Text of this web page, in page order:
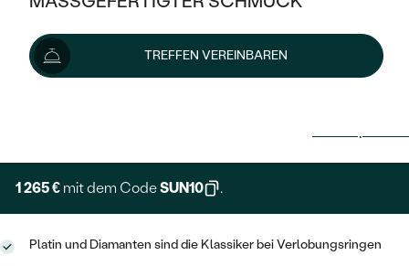
KLASSISCH
V-FORM
VINTAGE
MIT MEHREREN DIAMANTEN
HALO
VINTAGE
AUSSERGEWÖHNLICH
AUSVERKAUF
WENN SCHMUCK HILFT
OHRRINGE
RINGE
PLATIN
OHRSTECKER
MINIMALISTISCHE
GOLD
SILBER
NACH STYL
SOLITÄR
AUSVERKAUF
SILBER
TREFFEN VEREINBAREN
1 405 €
1 265 € mit dem CodeSUN10 .
Platin und Diamanten sind die Klassiker bei Verlobungsringen